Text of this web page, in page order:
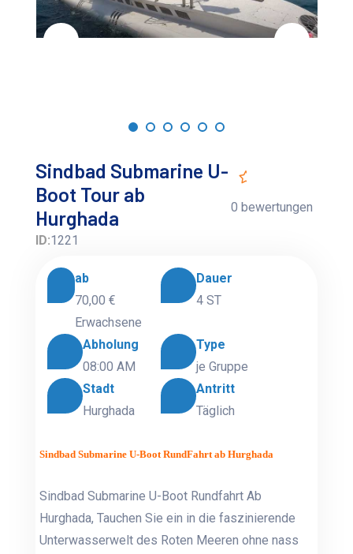
Sindbad Submarine U-
Boot Tour ab
Hurghada
ID:1221
0 bewertungen
ab
70,00 €
Erwachsene
Dauer
4 ST
Abholung
08:00 AM
Type
je Gruppe
Stadt
Hurghada
Antritt
Täglich
Sindbad Submarine U-Boot RundFahrt ab Hurghada
Sindbad Submarine U-Boot Rundfahrt Ab
Hurghada, Tauchen Sie ein in die faszinierende
Unterwasserwelt des Roten Meeren ohne nass